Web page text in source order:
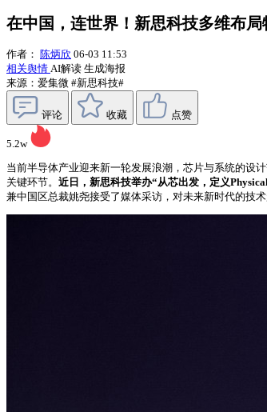
在中国，连世界！新思科技多维布
作者： 陈炳欣 06-03 11:53
相关舆情 AI解读 生成海报
来源：爱集微 #新思科技#
评论 收藏 点赞
5.2w
当前半导体产业迎来新一轮发展浪潮，芯片与系统的设
关键环节。 近日，新思科技举办“从芯出发，定义
兼中国区总裁姚尧接受了媒体采访，对未来新时代的技